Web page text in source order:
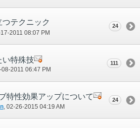
テクニック
2011 08:07 PM
24
い特殊技
08-2011 06:47 PM
111
特性効果アップについて
‎, 02-26-2015 04:19 AM
24